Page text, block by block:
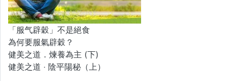
「服气辟穀」不是絕食
為何要服氣辟穀？
健美之道．煉養為主 (下)
健美之道 ‧ 陰平陽秘（上）